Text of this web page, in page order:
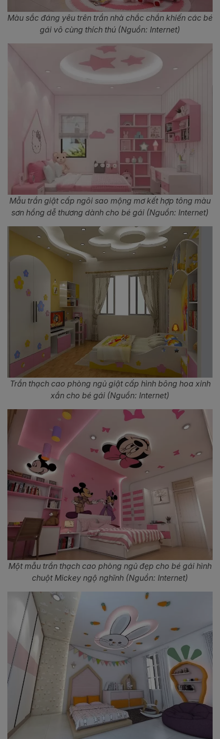
Màu sắc đáng yêu trên trần nhà chắc chắn khiến các bé
gái vô cùng thích thú (Nguồn: Internet)
Mẫu trần giật cấp ngôi sao mộng mơ kết hợp tông màu
sơn hồng dễ thương dành cho bé gái (Nguồn: Internet)
Trần thạch cao phòng ngủ giật cấp hình bông hoa xinh
xắn cho bé gái (Nguồn: Internet)
Một mẫu trần thạch cao phòng ngủ đẹp cho bé gái hình
chuột Mickey ngộ nghĩnh (Nguồn: Internet)